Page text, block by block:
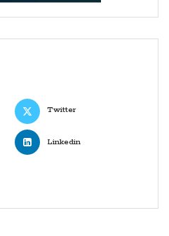
Twitter
Linkedin